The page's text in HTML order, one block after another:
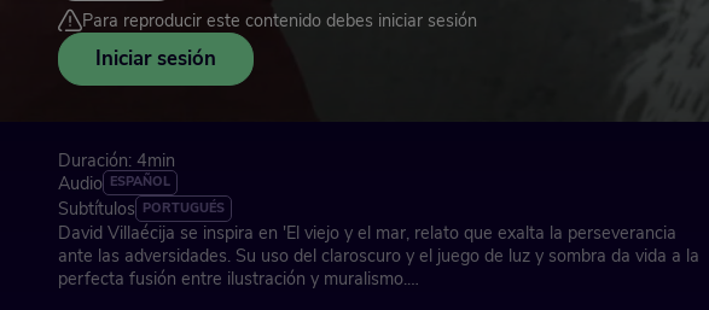
Para reproducir este contenido debes iniciar sesión
Iniciar sesión
Duración: 4min
Audio ESPAÑOL
Subtítulos PORTUGUÉS
David Villaécija se inspira en 'El viejo y el mar, relato que exalta la perseverancia
ante las adversidades. Su uso del claroscuro y el juego de luz y sombra da vida a la
perfecta fusión entre ilustración y muralismo.